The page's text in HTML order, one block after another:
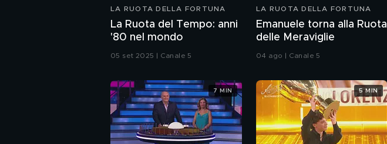
LA RUOTA DELLA FORTUNA
La Ruota del Tempo: anni
'80 nel mondo
05 set 2025 | Canale 5
LA RUOTA DELLA FORTUNA
Emanuele torna alla Ruota
delle Meraviglie
04 ago | Canale 5
7 MIN 5 MIN